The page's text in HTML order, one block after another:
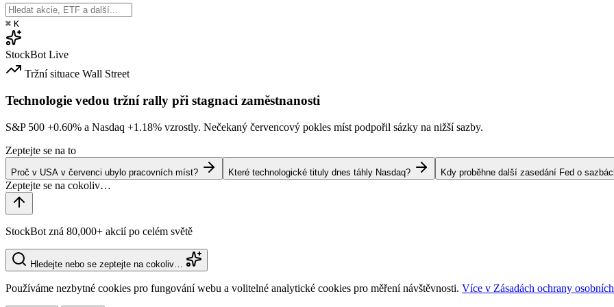
⌘ K
StockBot Live
Tržní situace Wall Street
Technologie vedou tržní rally při stagnaci zaměstnanosti
S&P 500 +0.60% a Nasdaq +1.18% vzrostly. Nečekaný červencový pokles míst podpořil sázky na nižší sazby.
Zeptejte se na to
Proč v USA v červenci ubylo pracovních míst? Které technologické tituly dnes táhly Nasdaq? Kdy proběhne další zasedání Fed o
StockBot zná 80,000+ akcií po celém světě
Hledejte nebo se zeptejte na cokoliv…
Používáme nezbytné cookies pro fungování webu a volitelné analytické cookies pro měření návštěvnosti. Více v Zásadách ochrany